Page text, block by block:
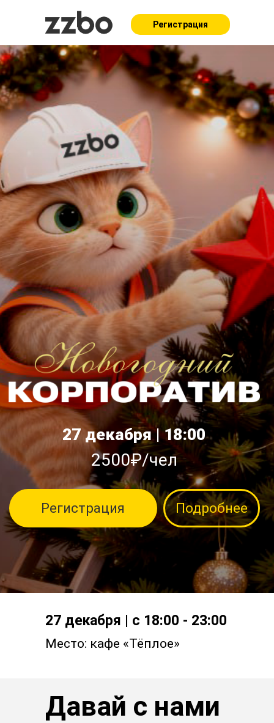
Регистрация
27 декабря | 18:00
Регистрация Подробнее
2500₽/чел
Место: кафе «Тёплое»
27 декабря | с 18:00 - 23:00
Давай с нами